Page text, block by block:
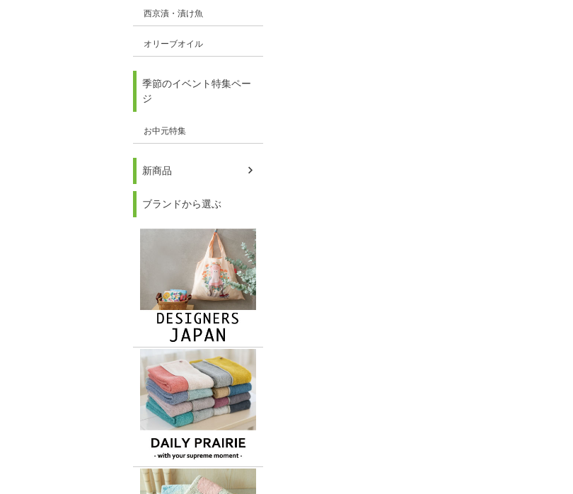
西京漬・漬け魚
オリーブオイル
季節のイベント特集ペー
ジ
お中元特集
新商品
ブランドから選ぶ